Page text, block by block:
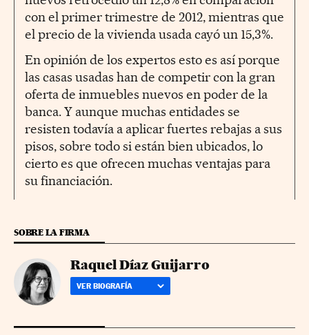
con el primer trimestre de 2012, mientras que
el precio de la vivienda usada cayó un 15,3%.
En opinión de los expertos esto es así porque
las casas usadas han de competir con la gran
oferta de inmuebles nuevos en poder de la
banca. Y aunque muchas entidades se
resisten todavía a aplicar fuertes rebajas a sus
pisos, sobre todo si están bien ubicados, lo
cierto es que ofrecen muchas ventajas para
su financiación.
SOBRE LA FIRMA
Raquel Díaz Guijarro
VER BIOGRAFÍA